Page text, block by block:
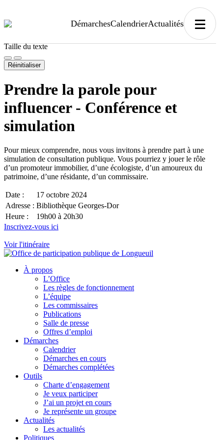
DémarchesCalendrierActualités
Taille du texte
Réinitialiser
Prendre la parole pour
influencer - Conférence et
simulation
Pour mieux comprendre, nous vous invitons à prendre part à une
simulation de consultation publique. Vous pourriez y jouer le rôle
d’un promoteur immobilier, d’une écologiste, d’un amoureux du
patrimoine, d’une résidante, d’un commissaire.
Date :
17 octobre 2024
Adresse : Bibliothèque Georges-Dor
Heure :
19h00 à 20h30
Inscrivez-vous ici
Voir l'itinéraire
À propos
L’Office
Les règles de fonctionnement
L’équipe
Les commissaires
Publications
Salle de presse
Offres d’emploi
Démarches
Calendrier
Démarches en cours
Démarches complétées
Outils
Charte d’engagement
Je veux participer
J’ai un projet en cours
Je représente un groupe
Actualités
Les actualités
Politiques